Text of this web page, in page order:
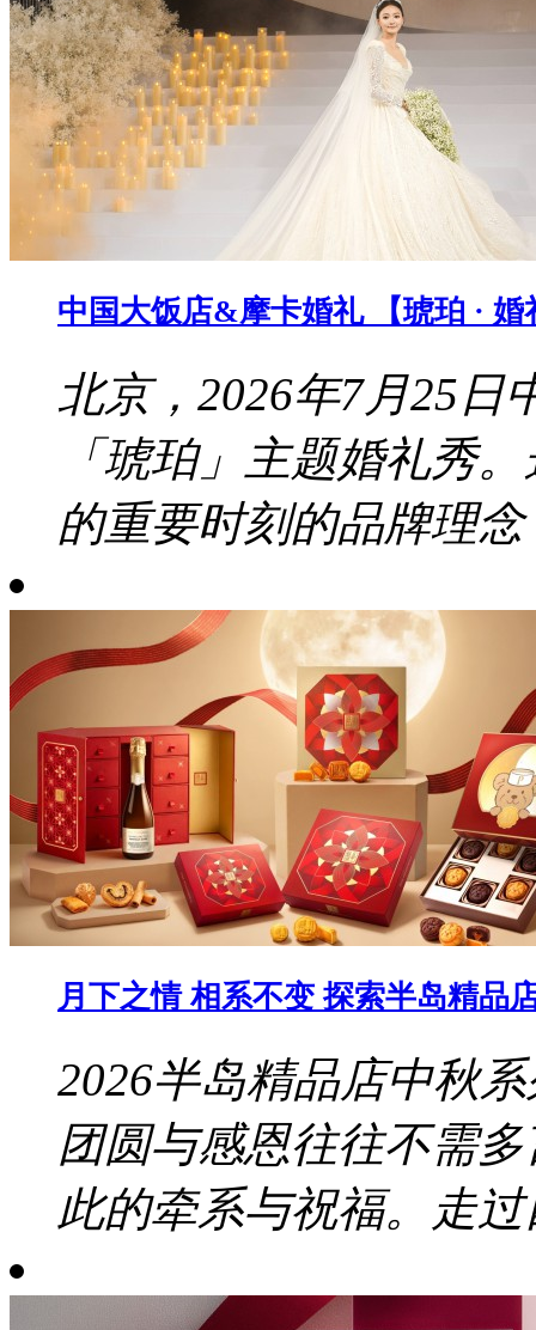
中国大饭店&摩卡婚礼 【琥珀 ·
北京，2026年7月25日
「琥珀」主题婚礼秀
的重要时刻的品牌理念
月下之情 相系不变 探索半岛精品
2026半岛精品店中秋
团圆与感恩往往不需
此的牵系与祝福。走